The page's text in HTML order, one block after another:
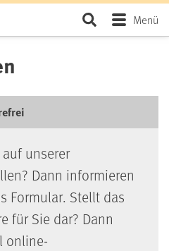
SeiteMenü
unserer
Dann informieren
Formular. Stellt das
für Sie dar? Dann
online-